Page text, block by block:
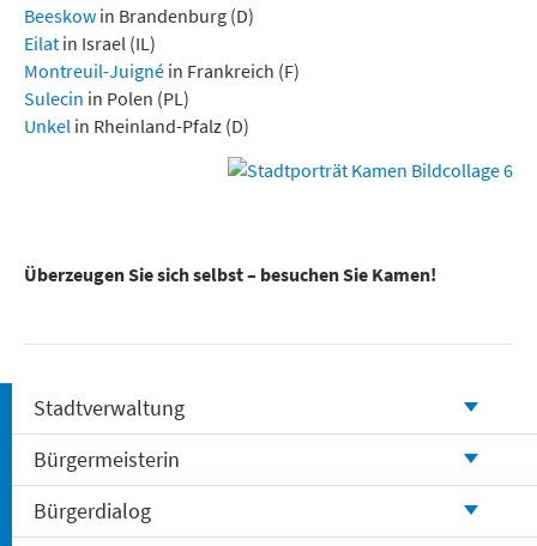
Beeskow in Brandenburg (D)
Eilat in Israel (IL)
Montreuil-Juigné in Frankreich (F)
Sulecin in Polen (PL)
Unkel in Rheinland-Pfalz (D)
Überzeugen Sie sich selbst – besuchen Sie Kamen!
Stadtverwaltung
Bürgermeisterin
Bürgerdialog